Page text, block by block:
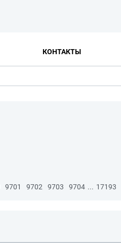
КОНТАКТЫ
9701 9702 9703 9704 ... 17193